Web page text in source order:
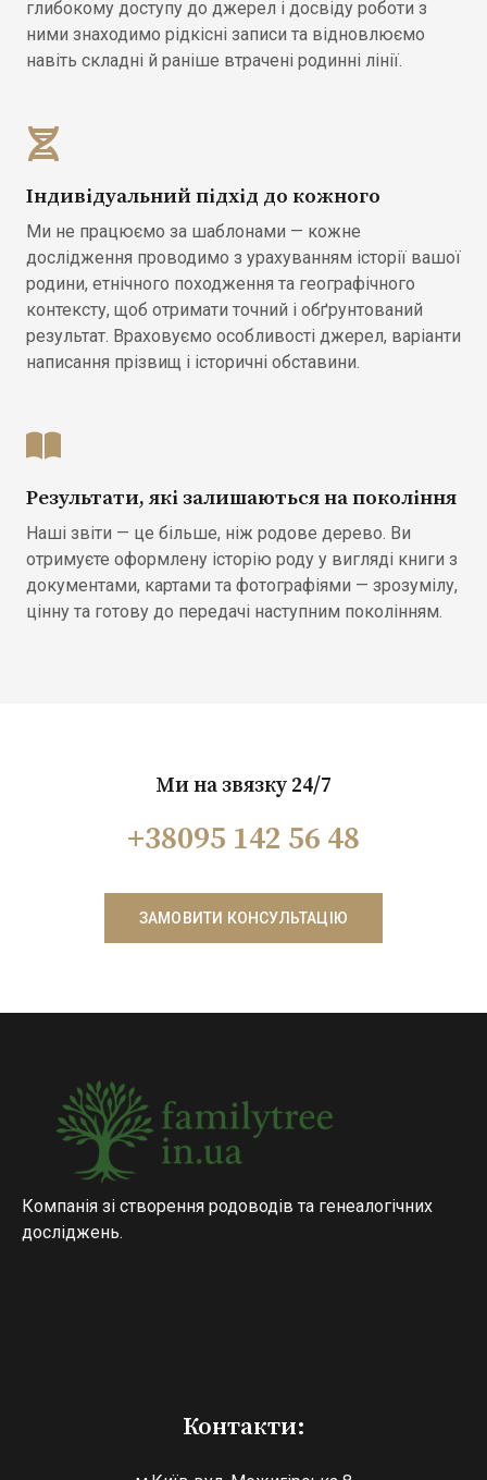
глибокому доступу до джерел і досвіду роботи з
ними знаходимо рідкісні записи та відновлюємо
навіть складні й раніше втрачені родинні лінії.
Індивідуальний підхід до кожного
Ми не працюємо за шаблонами — кожне
дослідження проводимо з урахуванням історії вашої
родини, етнічного походження та географічного
контексту, щоб отримати точний і обґрунтований
результат. Враховуємо особливості джерел, варіанти
написання прізвищ і історичні обставини.
Результати, які залишаються на покоління
Наші звіти — це більше, ніж родове дерево. Ви
отримуєте оформлену історію роду у вигляді книги з
документами, картами та фотографіями — зрозумілу,
цінну та готову до передачі наступним поколінням.
Ми на звязку 24/7
+38095 142 56 48
ЗАМОВИТИ КОНСУЛЬТАЦІЮ
Компанія зі створення родоводів та генеалогічних
досліджень.
Контакти: